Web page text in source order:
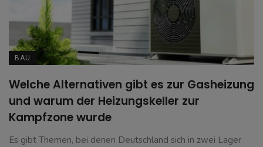
BAU
Welche Alternativen gibt es zur Gasheizung
und warum der Heizungskeller zur
Kampfzone wurde
Es gibt Themen, bei denen Deutschland sich in zwei Lager